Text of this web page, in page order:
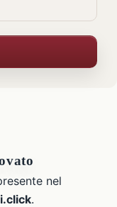
nel
.